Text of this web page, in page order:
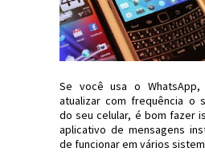
Se você usa o WhatsApp,
atualizar com frequência o
do seu celular, é bom fazer
aplicativo de mensagens
de funcionar em vários